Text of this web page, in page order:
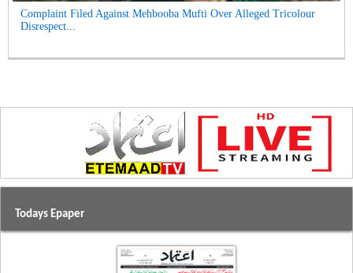
Complaint Filed Against Mehbooba Mufti Over Alleged Tricolour
Disrespect...
Todays Epaper